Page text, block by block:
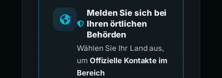
Melden Sie sich bei
Ihren örtlichen
Behörden
Wählen Sie Ihr Land aus,
um Offizielle Kontakte im
Bereich